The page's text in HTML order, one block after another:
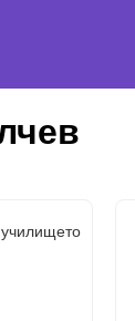
училището